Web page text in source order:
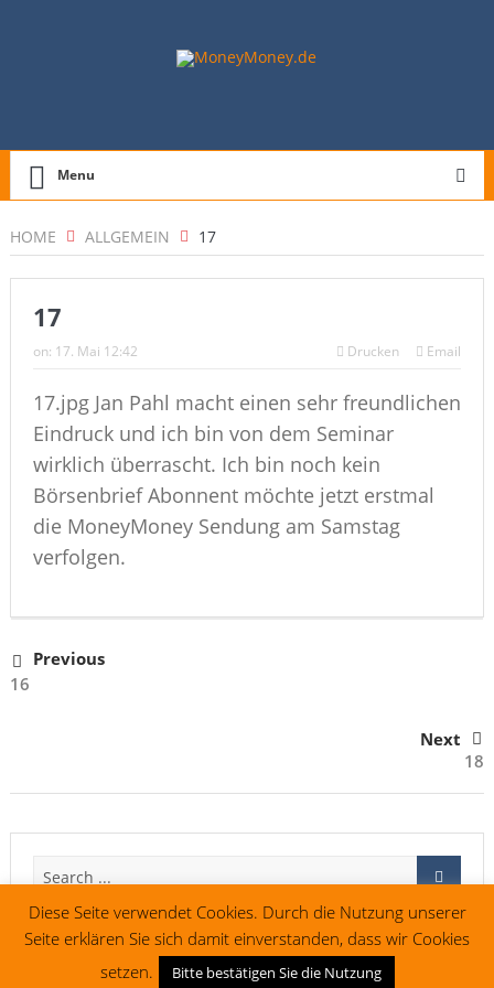
Menu
HOME ALLGEMEIN 17
17
on: 17. Mai 12:42 Drucken Email
17.jpg Jan Pahl macht einen sehr freundlichen
Eindruck und ich bin von dem Seminar
wirklich überrascht. Ich bin noch kein
Börsenbrief Abonnent möchte jetzt erstmal
die MoneyMoney Sendung am Samstag
verfolgen.
Previous
16
Next
18
Diese Seite verwendet Cookies. Durch die Nutzung unserer
Seite erklären Sie sich damit einverstanden, dass wir Cookies
setzen.
Bitte bestätigen Sie die Nutzung